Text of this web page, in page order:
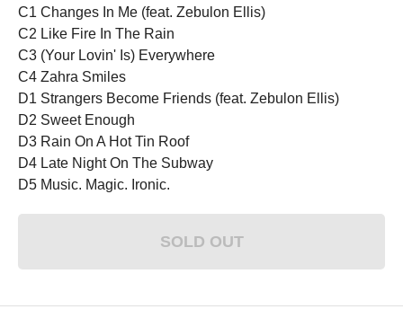
C1 Changes In Me (feat. Zebulon Ellis)
C2 Like Fire In The Rain
C3 (Your Lovin' Is) Everywhere
C4 Zahra Smiles
D1 Strangers Become Friends (feat. Zebulon Ellis)
D2 Sweet Enough
D3 Rain On A Hot Tin Roof
D4 Late Night On The Subway
D5 Music. Magic. Ironic.
SOLD OUT